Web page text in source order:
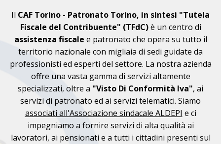
Il CAF Torino - Patronato Torino, in sintesi "Tutela
Fiscale del Contribuente" (TFdC)è un centro di
assistenza fiscale e patronato che opera su tutto il
territorio nazionale con migliaia di sedi guidate da
professionisti ed esperti del settore. La nostra azienda
offre una vasta gamma di servizi altamente
specializzati, oltre a "Visto Di Conformità Iva", ai
servizi di patronato ed ai servizi telematici. Siamo
associati all'Associazione sindacale ALDEPI e ci
impegniamo a fornire servizi di alta qualità ai
lavoratori, ai pensionati e a tutti i cittadini presenti sul